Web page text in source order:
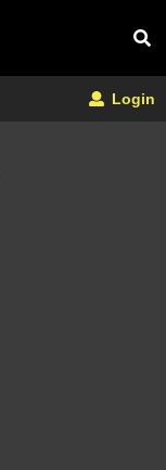
Login